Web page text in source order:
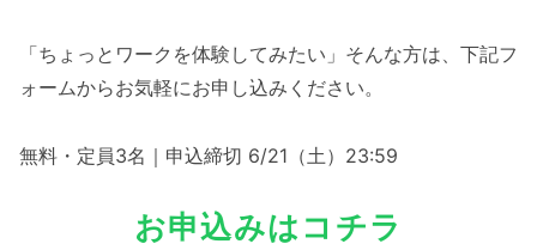
「ちょっとワークを体験してみたい」そんな方は、下記フ
ォームからお気軽にお申し込みください。
無料・定員3名｜申込締切 6/21（土）23:59
お申込みはコチラ